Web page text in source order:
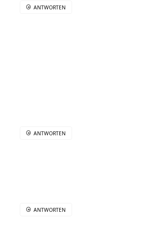
ANTWORTEN
ANTWORTEN
ANTWORTEN